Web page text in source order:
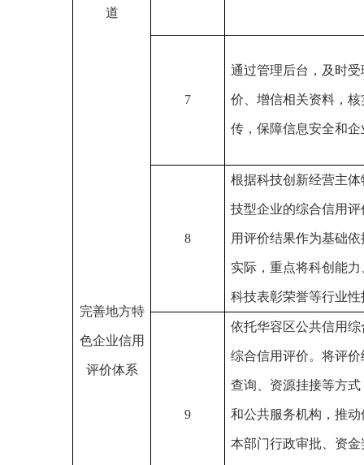
道
7
通过管理后台，及时
价、增信相关资料，
传，保障信息安全和
完善地方特
色企业信用
评价体系
8
根据科技创新经营主
技型企业的综合信用
用评价结果作为基础
实际，重点将科创能
科技表彰荣誉等行业
9
依托华容区公共信用
综合信用评价。将评
查询、资源挂接等方
和公共服务机构，推
本部门行政审批、资